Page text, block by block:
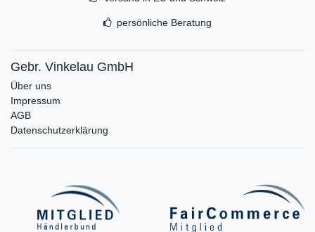
persönliche Beratung
Gebr. Vinkelau GmbH
Über uns
Impressum
AGB
Datenschutzerklärung